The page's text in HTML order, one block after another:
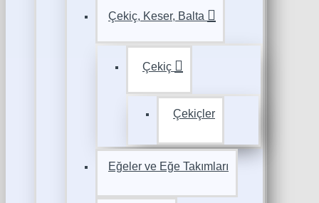
Çekiç, Keser, Balta
Çekiç
Çekiçler
Eğeler ve Eğe Takımları